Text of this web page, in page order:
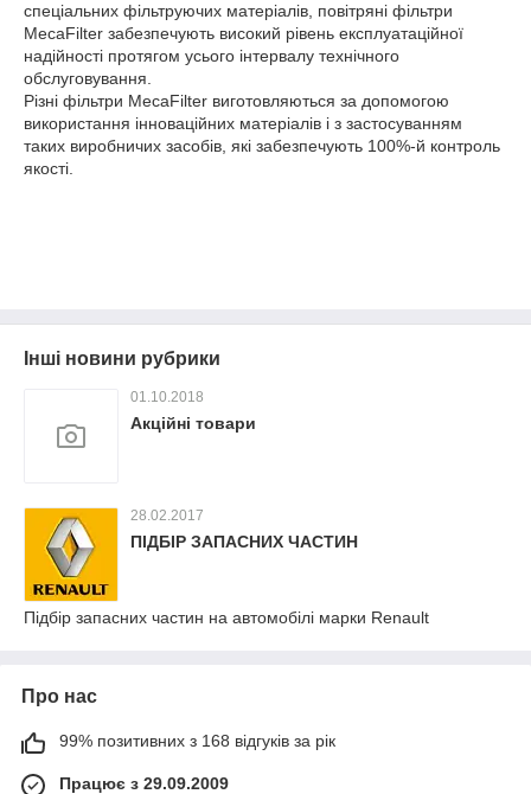
спеціальних фільтруючих матеріалів, повітряні фільтри
MecaFilter забезпечують високий рівень експлуатаційної
надійності протягом усього інтервалу технічного
обслуговування.
Різні фільтри MecaFilter виготовляються за допомогою
використання інноваційних матеріалів і з застосуванням
таких виробничих засобів, які забезпечують 100%-й контроль
якості.
Інші новини рубрики
01.10.2018
Акційні товари
28.02.2017
ПІДБІР ЗАПАСНИХ ЧАСТИН
Підбір запасних частин на автомобілі марки Renault
Про нас
99% позитивних з 168 відгуків за рік
Працює з 29.09.2009